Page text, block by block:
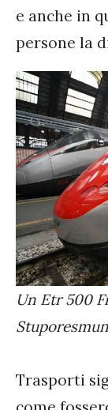
e anche in
persone la
Un Etr 500
Trasporti